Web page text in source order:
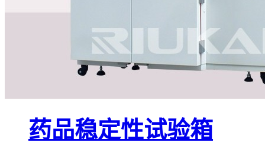
药品稳定性试验箱